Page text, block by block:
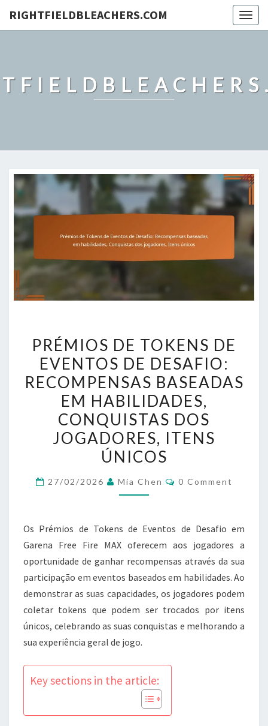
RIGHTFIELDBLEACHERS.COM
DE
TOKENS
DE
EVENTOS
DE
DESAFIO:
RECOMPENSAS
BASEADAS
EM
HABILIDADES,
DOS
JOGADORES,
ITENS
ÚNICOS
PRÉMIOS DE TOKENS DE
EVENTOS DE DESAFIO:
RECOMPENSAS BASEADAS
EM HABILIDADES,
CONQUISTAS DOS
JOGADORES, ITENS
ÚNICOS
27/02/2026 Mia Chen Comments
0 Comment
Os Prémios de Tokens de Eventos de Desafio em
Garena Free Fire MAX oferecem aos jogadores a
oportunidade de ganhar recompensas através da sua
participação em eventos baseados em habilidades. Ao
demonstrar as suas capacidades, os jogadores podem
coletar tokens que podem ser trocados por itens
únicos, celebrando as suas conquistas e melhorando a
sua experiência geral de jogo.
Key sections in the article: